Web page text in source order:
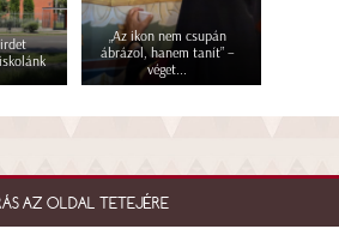
„Az ikon nem csupán
ábrázol, hanem tanít” –
véget...
AZ OLDAL TETEJÉRE